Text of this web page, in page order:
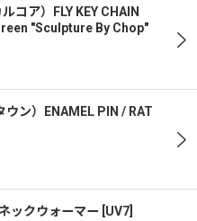
コア）FLY KEY CHAIN
"Sculpture By Chop"
ウン）ENAMEL PIN / RAT
ックウォーマー UV7